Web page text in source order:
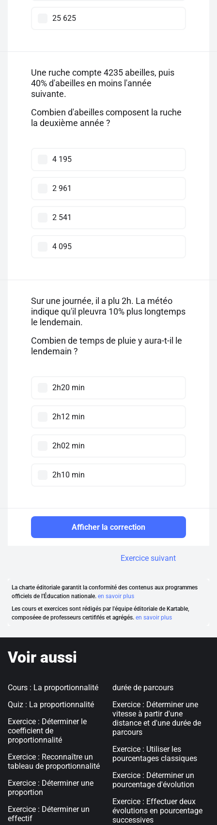
25 625
Une ruche compte 4235 abeilles, puis
40% d'abeilles en moins l'année
suivante.
Combien d'abeilles composent la ruche
la deuxième année ?
4 195
2 961
2 541
4 095
Sur une journée, il a plu 2h. La météo
indique qu'il pleuvra 10% plus longtemps
le lendemain.
Combien de temps de pluie y aura-t-il le
lendemain ?
2h20 min
2h12 min
2h02 min
2h10 min
Afficher la correction
Exercice suivant
La charte éditoriale garantit la conformité des contenus aux programmes
officiels de l'Éducation nationale. en savoir plus
Les cours et exercices sont rédigés par l'équipe éditoriale de Kartable,
composéee de professeurs certififés et agrégés. en savoir plus
Voir aussi
Cours : La proportionnalité
Quiz : La proportionnalité
Exercice : Déterminer le
coefficient de
proportionnalité
Exercice : Reconnaître un
tableau de proportionnalité
Exercice : Déterminer une
proportion
Exercice : Déterminer un
effectif
durée de parcours
Exercice : Déterminer une
vitesse à partir d'une
distance et d'une durée de
parcours
Exercice : Utiliser les
pourcentages classiques
Exercice : Déterminer un
pourcentage d'évolution
Exercice : Effectuer deux
évolutions en pourcentage
successives